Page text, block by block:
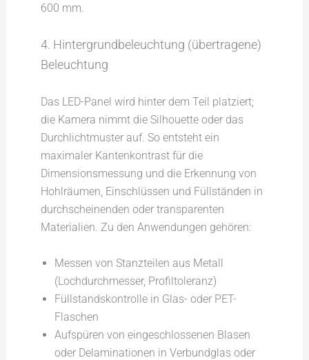
600 mm.
4. Hintergrundbeleuchtung (übertragene)
Beleuchtung
Das LED-Panel wird hinter dem Teil platziert;
die Kamera nimmt die Silhouette oder das
Durchlichtmuster auf. So entsteht ein
maximaler Kantenkontrast für die
Dimensionsmessung und die Erkennung von
Hohlräumen, Einschlüssen und Füllständen in
durchscheinenden oder transparenten
Materialien. Zu den Anwendungen gehören:
Messen von Stanzteilen aus Metall
(Lochdurchmesser, Profiltoleranz)
Füllstandskontrolle in Glas- oder PET-
Flaschen
Aufspüren von eingeschlossenen Blasen
oder Delaminationen in Verbundglas oder